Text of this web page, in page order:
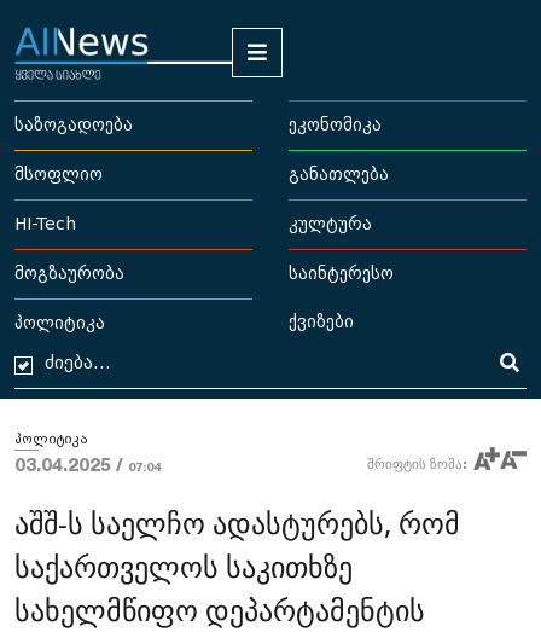
საზოგადოება ეკონომიკა
მსოფლიო განათლება
HI-Tech კულტურა
მოგზაურობა საინტერესო
პოლიტიკა ქვიზები
პოლიტიკა
03.04.2025 / 07:04 შრიფტის ზომა:
აშშ-ს საელჩო ადასტურებს, რომ
საქართველოს საკითხზე
სახელმწიფო დეპარტამენტის